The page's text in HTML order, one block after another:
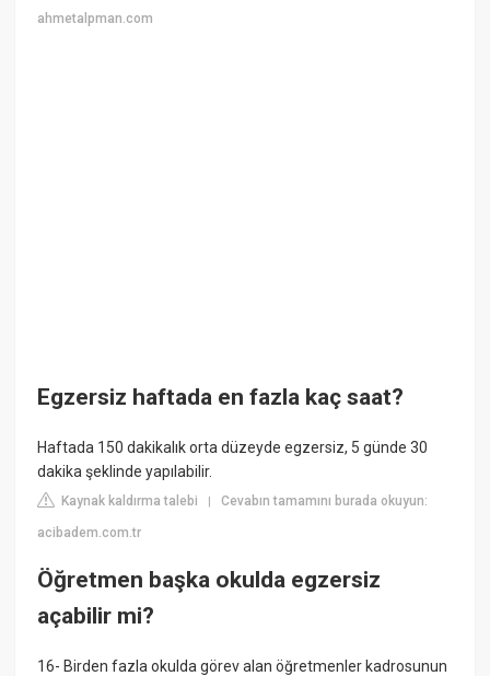
ahmetalpman.com
Egzersiz haftada en fazla kaç saat?
Haftada 150 dakikalık orta düzeyde egzersiz, 5 günde 30
dakika şeklinde yapılabilir.
Kaynak kaldırma talebi |Cevabın tamamını burada okuyun:
acibadem.com.tr
Öğretmen başka okulda egzersiz
açabilir mi?
16- Birden fazla okulda görev alan öğretmenler kadrosunun